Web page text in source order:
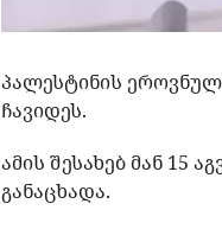
პალესტინის
ჩავიდეს.
ამის შესახებ მან 15
განაცხადა.